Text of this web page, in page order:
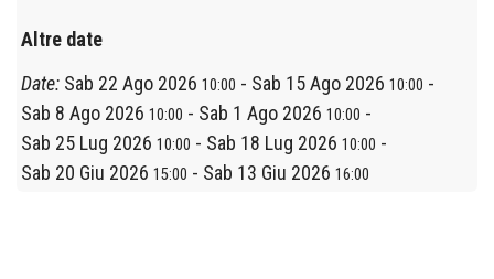
Altre date
Date: Sab 22 Ago 202610:00 - Sab 15 Ago 202610:00 -
Sab 8 Ago 202610:00 - Sab 1 Ago 202610:00 -
Sab 25 Lug 202610:00 - Sab 18 Lug 202610:00 -
Sab 20 Giu 202615:00 - Sab 13 Giu 202616:00